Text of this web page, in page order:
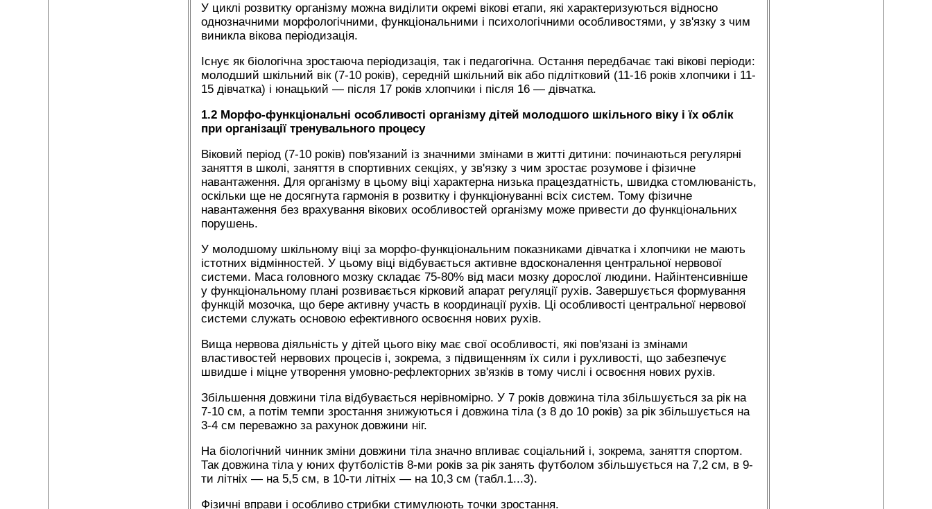
У циклі розвитку організму можна виділити окремі вікові етапи, які характеризуються відносно
однозначними морфологічними, функціональними і психологічними особливостями, у зв'язку з чим
виникла вікова періодизація.
Існує як біологічна зростаюча періодизація, так і педагогічна. Остання передбачає такі вікові періоди:
молодший шкільний вік (7-10 років), середній шкільний вік або підлітковий (11-16 років хлопчики і 11-
15 дівчатка) і юнацький — після 17 років хлопчики і після 16 — дівчатка.
1.2 Морфо-функціональні особливості організму дітей молодшого шкільного віку і їх облік
при організації тренувального процесу
Віковий період (7-10 років) пов'язаний із значними змінами в житті дитини: починаються регулярні
заняття в школі, заняття в спортивних секціях, у зв'язку з чим зростає розумове і фізичне
навантаження. Для організму в цьому віці характерна низька працездатність, швидка стомлюваність,
оскільки ще не досягнута гармонія в розвитку і функціонуванні всіх систем. Тому фізичне
навантаження без врахування вікових особливостей організму може привести до функціональних
порушень.
У молодшому шкільному віці за морфо-функціональним показниками дівчатка і хлопчики не мають
істотних відмінностей. У цьому віці відбувається активне вдосконалення центральної нервової
системи. Маса головного мозку складає 75-80% від маси мозку дорослої людини. Найінтенсивніше
у функціональному плані розвивається кірковий апарат регуляції рухів. Завершується формування
функцій мозочка, що бере активну участь в координації рухів. Ці особливості центральної нервової
системи служать основою ефективного освоєння нових рухів.
Вища нервова діяльність у дітей цього віку має свої особливості, які пов'язані із змінами
властивостей нервових процесів і, зокрема, з підвищенням їх сили і рухливості, що забезпечує
швидше і міцне утворення умовно-рефлекторних зв'язків в тому числі і освоєння нових рухів.
Збільшення довжини тіла відбувається нерівномірно. У 7 років довжина тіла збільшується за рік на
7-10 см, а потім темпи зростання знижуються і довжина тіла (з 8 до 10 років) за рік збільшується на
3-4 см переважно за рахунок довжини ніг.
На біологічний чинник зміни довжини тіла значно впливає соціальний і, зокрема, заняття спортом.
Так довжина тіла у юних футболістів 8-ми років за рік занять футболом збільшується на 7,2 см, в 9-
ти літніх — на 5,5 см, в 10-ти літніх — на 10,3 см (табл.1...3).
Фізичні вправи і особливо стрибки стимулюють точки зростання.